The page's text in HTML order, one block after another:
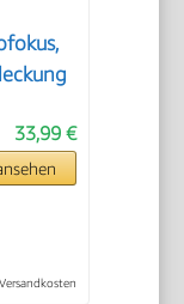
33,99 €